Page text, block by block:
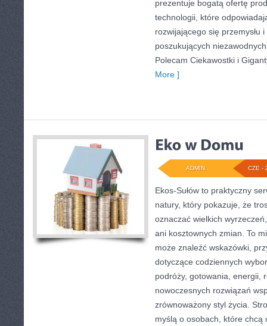
prezentuje bogatą ofertę
technologii, które
rozwijającego się przemysłu
poszukujących
Polecam Ciekawostki i
More ]
CZE -
ADMIN
Ekos-Sułów to praktyczny
natury, który pokazuje, że
oznaczać wielkich
ani kosztownych zmian. To
może znaleźć wskazówki,
dotyczące codziennych
podróży, gotowania, energii,
nowoczesnych rozwiązań
zrównoważony styl życia.
myślą o osobach, które chcą